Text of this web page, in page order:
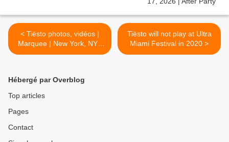
< Tiësto photos, vidéos |
Marquee | New York, NY -
February 07, 2020
Tiësto will not play at Ultra
Miami Festival in 2020 >
Hébergé par Overblog
Top articles
Pages
Contact